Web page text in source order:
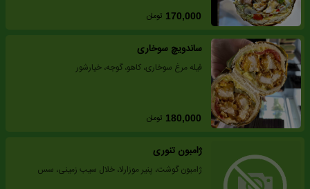
170,000 تومان
ساندویچ سوخاری
فیله مرغ سوخاری، کاهو، گوجه، خیارشور
180,000 تومان
ژامبون تنوری
ژامبون گوشت، پنیر موزارلا، خلال سیب زمینی، سس